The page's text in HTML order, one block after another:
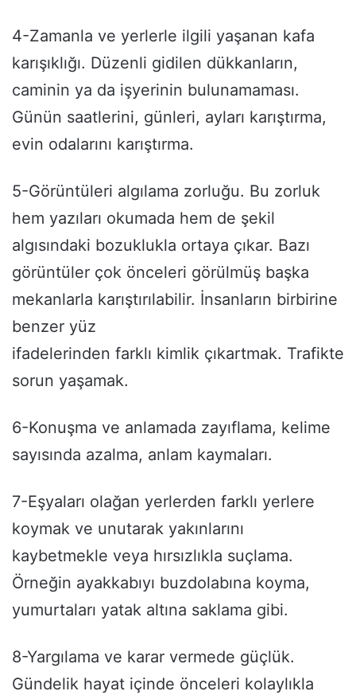
4-Zamanla ve yerlerle ilgili yaşanan kafa
karışıklığı. Düzenli gidilen dükkanların,
caminin ya da işyerinin bulunamaması.
Günün saatlerini, günleri, ayları karıştırma,
evin odalarını karıştırma.
5-Görüntüleri algılama zorluğu. Bu zorluk
hem yazıları okumada hem de şekil
algısındaki bozuklukla ortaya çıkar. Bazı
görüntüler çok önceleri görülmüş başka
mekanlarla karıştırılabilir. İnsanların birbirine
benzer yüz
ifadelerinden farklı kimlik çıkartmak. Trafikte
sorun yaşamak.
6-Konuşma ve anlamada zayıflama, kelime
sayısında azalma, anlam kaymaları.
7-Eşyaları olağan yerlerden farklı yerlere
koymak ve unutarak yakınlarını
kaybetmekle veya hırsızlıkla suçlama.
Örneğin ayakkabıyı buzdolabına koyma,
yumurtaları yatak altına saklama gibi.
8-Yargılama ve karar vermede güçlük.
Gündelik hayat içinde önceleri kolaylıkla